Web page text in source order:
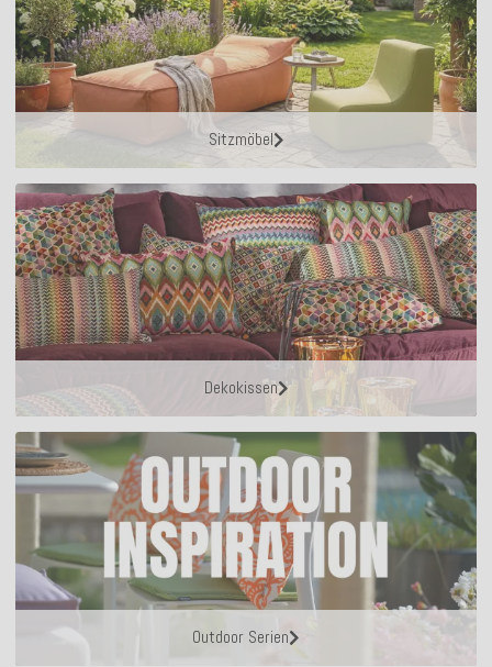
Sitzmöbel
Dekokissen
Outdoor Serien